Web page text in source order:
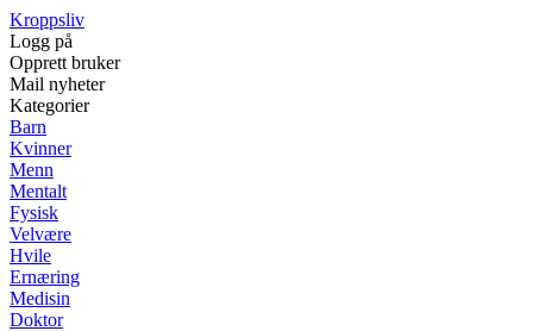
Kroppsliv
Logg på
Opprett bruker
Mail nyheter
Kategorier
Barn
Kvinner
Menn
Mentalt
Fysisk
Velvære
Hvile
Ernæring
Medisin
Doktor